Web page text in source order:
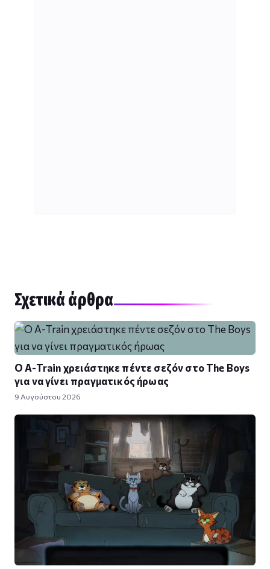
Σχετικά άρθρα
Ο A-Train χρειάστηκε πέντε σεζόν στο The Boys
για να γίνει πραγματικός ήρωας
9 Αυγούστου 2026